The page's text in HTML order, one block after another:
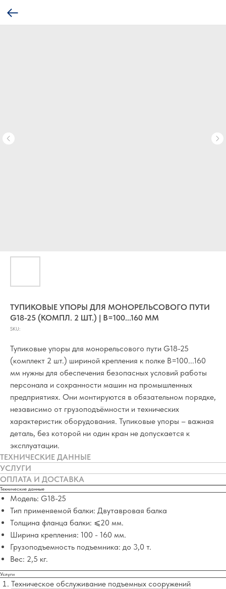
ТУПИКОВЫЕ УПОРЫ ДЛЯ МОНОРЕЛЬСОВОГО ПУТИ
G18-25 (КОМПЛ. 2 ШТ.) | В=100...160 ММ
SKU:
Тупиковые упоры для монорельсового пути G18-25
(комплект 2 шт.) шириной крепления к полке В=100...160
мм нужны для обеспечения безопасных условий работы
персонала и сохранности машин на промышленных
предприятиях. Они монтируются в обязательном порядке,
независимо от грузоподъёмности и технических
характеристик оборудования. Тупиковые упоры – важная
деталь, без которой ни один кран не допускается к
эксплуатации.
ТЕХНИЧЕСКИЕ ДАННЫЕ
УСЛУГИ
ОПЛАТА И ДОСТАВКА
Технические данные
Модель: G18-25
Тип применяемой балки: Двутавровая балка
Толщина фланца балки: ⩽20 мм.
Ширина крепления: 100 - 160 мм.
Грузоподъемность подъемника: до 3,0 т.
Вес: 2,5 кг.
Услуги
Техническое обслуживание подъемных сооружений